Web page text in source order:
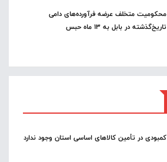
محکومیت متخلف عرضه فرآورده‌های دامی
تاریخ‌گذشته در بابل به ۱۳ ماه حبس
کمبودی در تأمین کالاهای اساسی استان وجود ندارد